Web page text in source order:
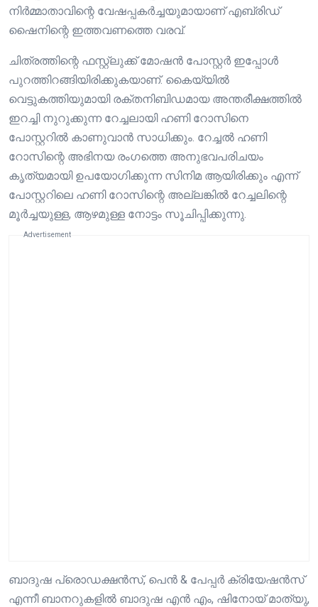
നിർമ്മാതാവിന്റെ വേഷപ്പകർച്ചയുമായാണ് എബ്രിഡ്
ഷൈനിന്റെ ഇത്തവണത്തെ വരവ്.
ചിത്രത്തിന്റെ ഫസ്റ്റ്ലുക്ക് മോഷൻ പോസ്റ്റർ ഇപ്പോൾ
പുറത്തിറങ്ങിയിരിക്കുകയാണ്. കൈയ്യിൽ
വെട്ടുകത്തിയുമായി രക്തനിബിഡമായ അന്തരീക്ഷത്തിൽ
ഇറച്ചി നുറുക്കുന്ന റേച്ചലായി ഹണി റോസിനെ
പോസ്റ്ററിൽ കാണുവാൻ സാധിക്കും. റേച്ചൽ ഹണി
റോസിന്റെ അഭിനയ രംഗത്തെ അനുഭവപരിചയം
കൃത്യമായി ഉപയോഗിക്കുന്ന സിനിമ ആയിരിക്കും എന്ന്
പോസ്റ്ററിലെ ഹണി റോസിന്റെ അല്ലങ്കിൽ റേച്ചലിന്റെ
മൂർച്ചയുള്ള, ആഴമുള്ള നോട്ടം സൂചിപ്പിക്കുന്നു.
Advertisement
ബാദുഷ പ്രൊഡക്ഷൻസ്, പെൻ & പേപ്പർ ക്രിയേഷൻസ്
എന്നീ ബാനറുകളിൽ ബാദുഷ എൻ എം, ഷിനോയ് മാത്യു,